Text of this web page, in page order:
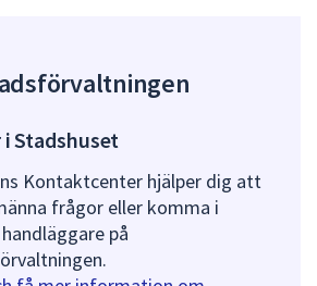
Stadshuset
Kontaktcenter hjälper dig att
frågor eller komma i
på